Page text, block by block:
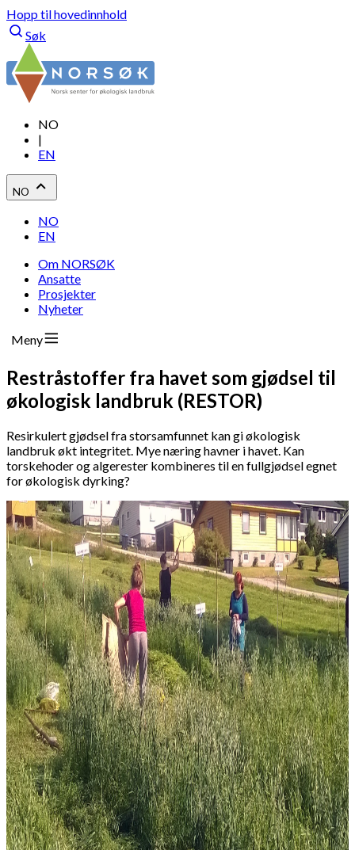
Hopp til hovedinnhold
Søk
NO
|
EN
NO
NO
EN
Om NORSØK
Ansatte
Prosjekter
Nyheter
Meny
Restråstoffer fra havet som gjødsel til
økologisk landbruk (RESTOR)
Resirkulert gjødsel fra storsamfunnet kan gi økologisk
landbruk økt integritet. Mye næring havner i havet. Kan
torskehoder og algerester kombineres til en fullgjødsel egnet
for økologisk dyrking?